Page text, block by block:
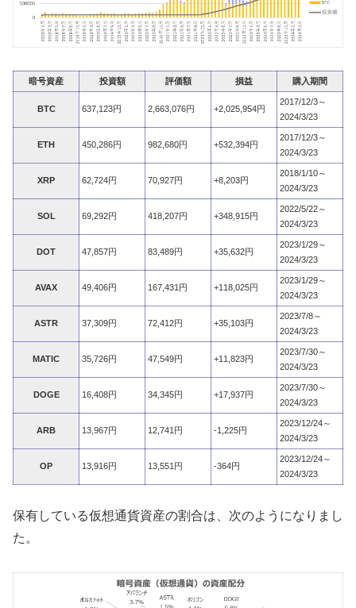
暗号資産 投資額 評価額 損益 購入期間
BTC 637,123円 2,663,076円 +2,025,954円
2017/12/3～
2024/3/23
ETH 450,286円 982,680円 +532,394円
2017/12/3～
2024/3/23
XRP 62,724円 70,927円 +8,203円
2018/1/10～
2024/3/23
SOL 69,292円 418,207円 +348,915円
2022/5/22～
2024/3/23
DOT 47,857円 83,489円 +35,632円
2023/1/29～
2024/3/23
AVAX 49,406円 167,431円 +118,025円
2023/1/29～
2024/3/23
ASTR 37,309円 72,412円 +35,103円
2023/7/8～
2024/3/23
MATIC 35,726円 47,549円 +11,823円
2023/7/30～
2024/3/23
DOGE 16,408円 34,345円 +17,937円
2023/7/30～
2024/3/23
ARB 13,967円 12,741円 -1,225円
2023/12/24～
2024/3/23
OP 13,916円 13,551円 -364円
2023/12/24～
2024/3/23
保有している仮想通貨資産の割合は、次のようになりまし
た。